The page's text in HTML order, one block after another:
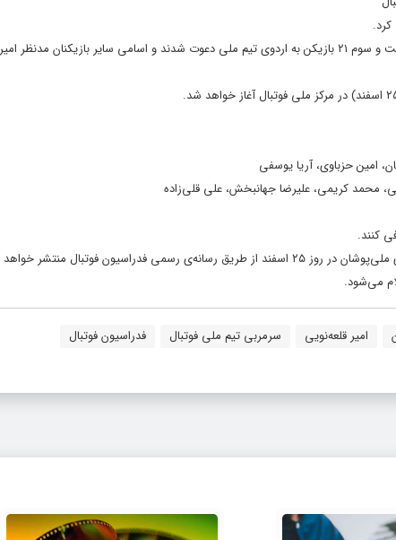
به گزارش ایسنا، بر اساس اعلام کادر فنی، در پایان بازیهای امشب لیگ برتر در هفته بیست و سوم ٢١ بازیکن به اردوی تیم ملی دعوت شدند و اسامی سایر بازیکنان مدنظر امیر
امین حزباوی، آریا یوسفی
محمد کریمی، علیرضا جهانبخش، علی قلی‌زاده
فوتبال منتشر خواهد شد.
می‌شود.
امیر قلعه‌نویی سرمربی تیم ملی فوتبال
فدراسیون فوتبال